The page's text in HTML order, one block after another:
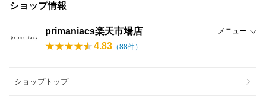
ショップ情報
primaniacs楽天市場店 メニュー
4.83 （88件）
ショップトップ